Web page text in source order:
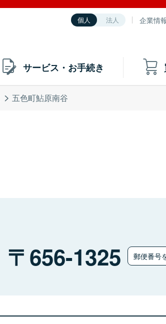
個人 法人 企業情
サービス・お手続き
五色町鮎原南谷
656-1325 郵便番号